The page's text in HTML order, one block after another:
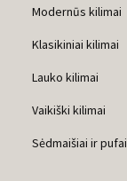
Modernūs kilimai
Klasikiniai kilimai
Lauko kilimai
Vaikiški kilimai
Sėdmaišiai ir pufai